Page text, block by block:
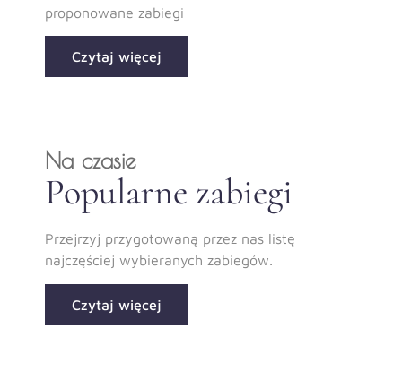
proponowane zabiegi
Czytaj więcej
Na czasie
Popularne zabiegi
Przejrzyj przygotowaną przez nas listę
najczęściej wybieranych zabiegów.
Czytaj więcej